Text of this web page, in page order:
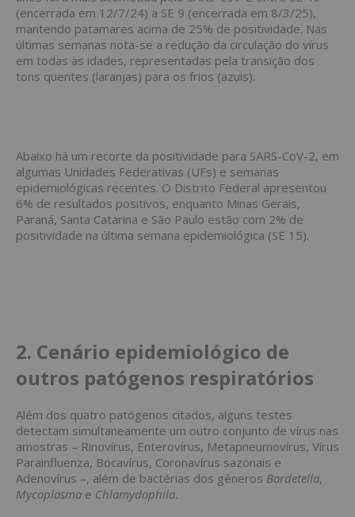
(encerrada em 12/7/24) a SE 9 (encerrada em 8/3/25),
mantendo patamares acima de 25% de positividade. Nas
últimas semanas nota-se a redução da circulação do vírus
em todas as idades, representadas pela transição dos
tons quentes (laranjas) para os frios (azuis).
Abaixo há um recorte da positividade para SARS-CoV-2, em
algumas Unidades Federativas (UFs) e semanas
epidemiológicas recentes. O Distrito Federal apresentou
6% de resultados positivos, enquanto Minas Gerais,
Paraná, Santa Catarina e São Paulo estão com 2% de
positividade na última semana epidemiológica (SE 15).
2. Cenário epidemiológico de
outros patógenos respiratórios
Além dos quatro patógenos citados, alguns testes
detectam simultaneamente um outro conjunto de vírus nas
amostras – Rinovírus, Enterovírus, Metapneumovírus, Vírus
Parainfluenza, Bocavírus, Coronavírus sazonais e
Adenovírus –, além de bactérias dos gêneros Bordetella,
Mycoplasma e Chlamydophila.